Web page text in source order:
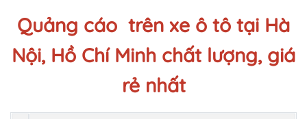
Quảng cáo trên xe ô tô tại Hà
Nội, Hồ Chí Minh chất lượng, giá
rẻ nhất